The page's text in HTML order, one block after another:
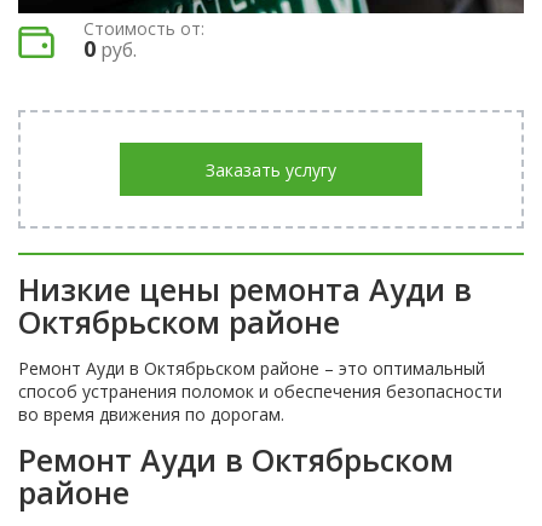
Стоимость от:
0 руб.
Заказать услугу
Низкие цены ремонта Ауди в
Октябрьском районе
Ремонт Ауди в Октябрьском районе – это оптимальный
способ устранения поломок и обеспечения безопасности
во время движения по дорогам.
Ремонт Ауди в Октябрьском
районе